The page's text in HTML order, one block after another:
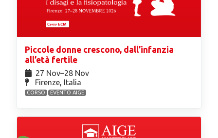
Piccole donne crescono, dall’infanzia
all’età fertile
27 Nov⁠–28 Nov
Firenze, Italia
CORSO EVENTO AIGE